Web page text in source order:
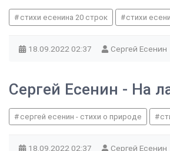
стихи есенина 20 строк стихи
18.09.2022 02:37 Сергей Есенин
Сергей Есенин - На
сергей есенин - стихи о природе
18.09.2022 02:37 Сергей Есенин